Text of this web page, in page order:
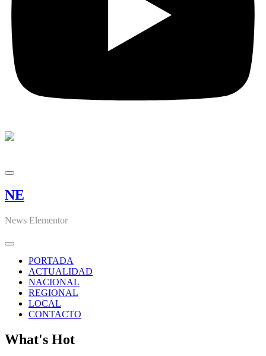
NE
News Elementor
PORTADA
ACTUALIDAD
NACIONAL
REGIONAL
LOCAL
CONTACTO
What's Hot